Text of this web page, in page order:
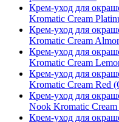
Крем-уход для
Kromatic Cream
Крем-уход для
Kromatic Cream
Крем-уход для
Kromatic Cream
Крем-уход для
Kromatic Cream Red
Крем-уход для
Nook Kromatic
Крем-уход для